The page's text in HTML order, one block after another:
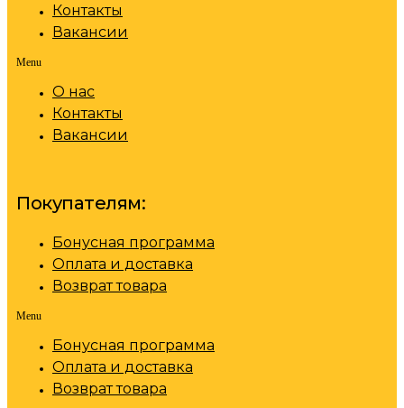
Контакты
Вакансии
Menu
О нас
Контакты
Вакансии
Покупателям:
Бонусная программа
Оплата и доставка
Возврат товара
Menu
Бонусная программа
Оплата и доставка
Возврат товара